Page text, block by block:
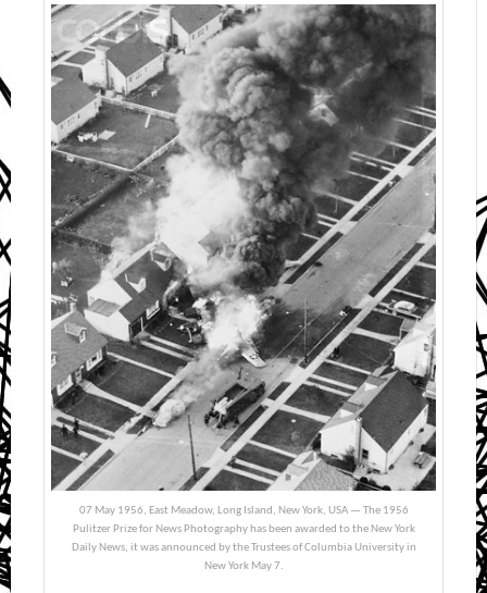
07 May 1956, East Meadow, Long Island, New York, USA — The 1956
Pulitzer Prize for News Photography has been awarded to the New York
Daily News, it was announced by the Trustees of Columbia University in
New York May 7.